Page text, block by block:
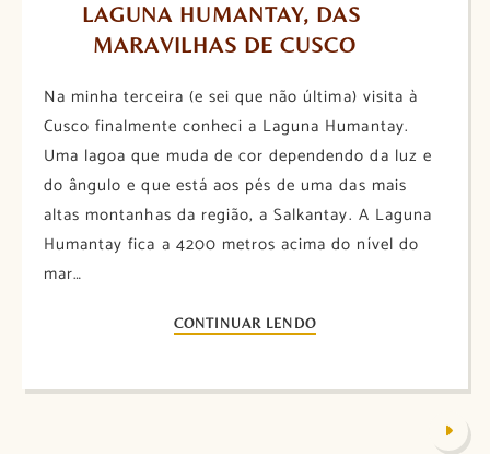
LAGUNA HUMANTAY, DAS
MARAVILHAS DE CUSCO
Na minha terceira (e sei que não última) visita à
Cusco finalmente conheci a Laguna Humantay.
Uma lagoa que muda de cor dependendo da luz e
do ângulo e que está aos pés de uma das mais
altas montanhas da região, a Salkantay. A Laguna
Humantay fica a 4200 metros acima do nível do
mar…
CONTINUAR LENDO